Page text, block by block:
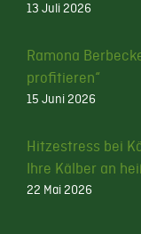
13 Juli 2026
Ramona
profitieren“
15 Juni 2026
Hitzestress bei
Ihre Kälber an
22 Mai 2026